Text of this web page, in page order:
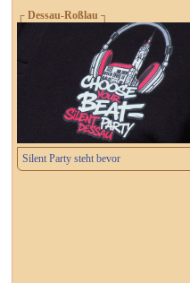
┌ Dessau-Roßlau ┐
Silent Party steht bevor